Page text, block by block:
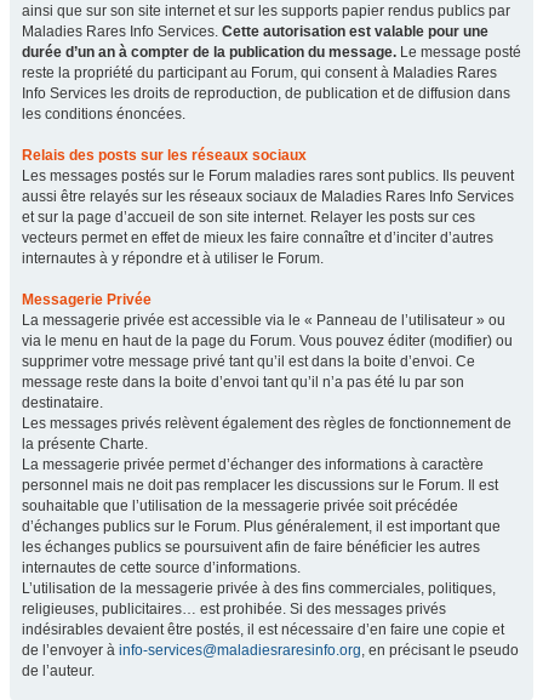
ainsi que sur son site internet et sur les supports papier rendus publics par
Maladies Rares Info Services. Cette autorisation est valable pour une
durée d’un an à compter de la publication du message. Le message posté
reste la propriété du participant au Forum, qui consent à Maladies Rares
Info Services les droits de reproduction, de publication et de diffusion dans
les conditions énoncées.
Relais des posts sur les réseaux sociaux
Les messages postés sur le Forum maladies rares sont publics. Ils peuvent
aussi être relayés sur les réseaux sociaux de Maladies Rares Info Services
et sur la page d’accueil de son site internet. Relayer les posts sur ces
vecteurs permet en effet de mieux les faire connaître et d’inciter d’autres
internautes à y répondre et à utiliser le Forum.
Messagerie Privée
La messagerie privée est accessible via le « Panneau de l’utilisateur » ou
via le menu en haut de la page du Forum. Vous pouvez éditer (modifier) ou
supprimer votre message privé tant qu’il est dans la boite d’envoi. Ce
message reste dans la boite d’envoi tant qu’il n’a pas été lu par son
destinataire.
Les messages privés relèvent également des règles de fonctionnement de
la présente Charte.
La messagerie privée permet d’échanger des informations à caractère
personnel mais ne doit pas remplacer les discussions sur le Forum. Il est
souhaitable que l’utilisation de la messagerie privée soit précédée
d’échanges publics sur le Forum. Plus généralement, il est important que
les échanges publics se poursuivent afin de faire bénéficier les autres
internautes de cette source d’informations.
L’utilisation de la messagerie privée à des fins commerciales, politiques,
religieuses, publicitaires… est prohibée. Si des messages privés
indésirables devaient être postés, il est nécessaire d’en faire une copie et
de l’envoyer à info-services@maladiesraresinfo.org, en précisant le pseudo
de l’auteur.